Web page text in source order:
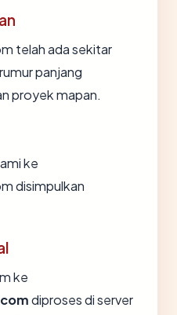
telah ada sekitar
panjang
proyek mapan.
ke
disimpulkan
ke
diproses di server